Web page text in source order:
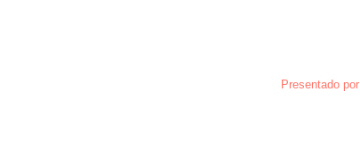
Presentado por